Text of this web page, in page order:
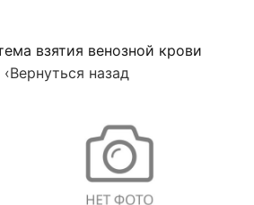
взятия венозной крови
‹Вернуться назад